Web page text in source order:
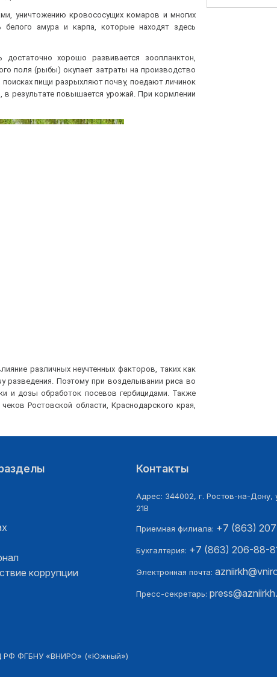
уничтожению кровососущих комаров и многих
амура и карпа, которые находят здесь
хорошо развивается зоопланктон,
поля (рыбы) окупает затраты на производство
пищи разрыхляют почву, поедают личинок
в результате повышается урожай. При кормлении
различных неучтенных факторов, таких как
разведения. Поэтому при возделывании риса во
и дозы обработок посевов гербицидами. Также
Ростовской области, Краснодарского края,
коррупции
Контакты
Адрес: 344002, г. Ростов-на-Дону,
21В
Приемная филиала: +7 (863)
Бухгалтерия: +7 (863) 206-88-
Электронная почта:
Пресс-секретарь:
РФ ФГБНУ «ВНИРО» («Южный»)